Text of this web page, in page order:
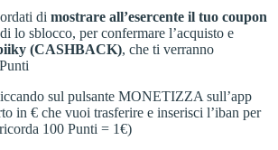
di mostrare all’esercente il tuo coupon
lo sblocco, per confermare l’acquisto e
(CASHBACK), che ti verranno
sul pulsante MONETIZZA sull’app
in € che vuoi trasferire e inserisci l’iban per
100 Punti = 1€)